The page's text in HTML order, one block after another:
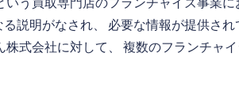
説明がなされ、 必要な情報が提供さ
株式会社に対して、 複数のフランチャ